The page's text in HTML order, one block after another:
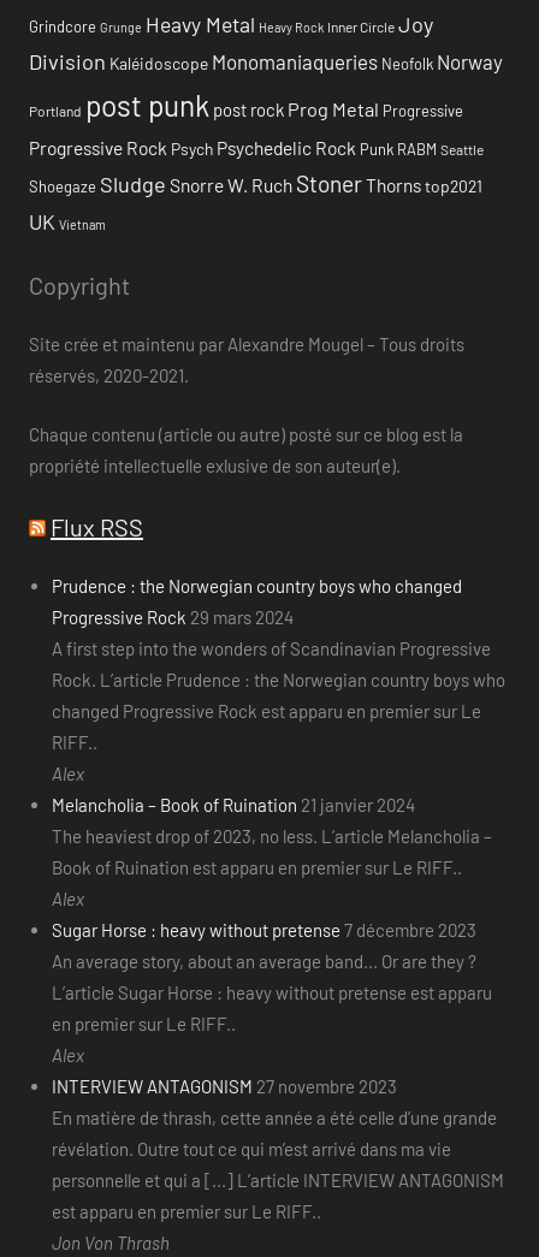
Grindcore Grunge Heavy Metal Heavy Rock Inner Circle Joy
Division Kaléidoscope Monomaniaqueries Neofolk Norway
Portland post punk post rock Prog Metal Progressive
Progressive Rock Psych Psychedelic Rock Punk RABM Seattle
Shoegaze Sludge Snorre W. Ruch StonerThornstop2021
UK Vietnam
Copyright
Site crée et maintenu par Alexandre Mougel – Tous droits
réservés, 2020-2021.
Chaque contenu (article ou autre) posté sur ce blog est la
propriété intellectuelle exlusive de son auteur(e).
Flux RSS
Prudence : the Norwegian country boys who changed
Progressive Rock 29 mars 2024
A first step into the wonders of Scandinavian Progressive
Rock. L’article Prudence : the Norwegian country boys who
changed Progressive Rock est apparu en premier sur Le
RIFF..
Alex
Melancholia – Book of Ruination 21 janvier 2024
The heaviest drop of 2023, no less. L’article Melancholia –
Book of Ruination est apparu en premier sur Le RIFF..
Alex
Sugar Horse : heavy without pretense 7 décembre 2023
An average story, about an average band... Or are they ?
L’article Sugar Horse : heavy without pretense est apparu
en premier sur Le RIFF..
Alex
INTERVIEW ANTAGONISM 27 novembre 2023
En matière de thrash, cette année a été celle d’une grande
révélation. Outre tout ce qui m’est arrivé dans ma vie
personnelle et qui a [...] L’article INTERVIEW ANTAGONISM
est apparu en premier sur Le RIFF..
Jon Von Thrash